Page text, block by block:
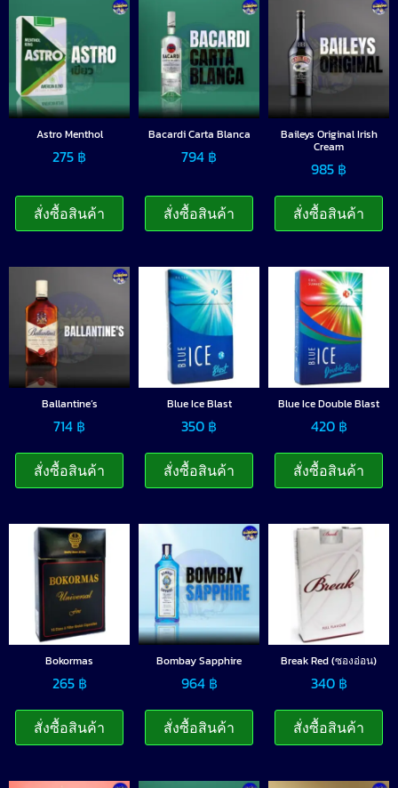
Astro Menthol
275 ฿
สั่งซื้อสินค้า
Bacardi Carta Blanca
794 ฿
สั่งซื้อสินค้า
Baileys Original Irish
Cream
985 ฿
สั่งซื้อสินค้า
Ballantine’s
714 ฿
สั่งซื้อสินค้า
Blue Ice Blast
350 ฿
สั่งซื้อสินค้า
Blue Ice Double Blast
420 ฿
สั่งซื้อสินค้า
Bokormas
265 ฿
สั่งซื้อสินค้า
Bombay Sapphire
964 ฿
สั่งซื้อสินค้า
Break Red (ซองอ่อน)
340 ฿
สั่งซื้อสินค้า